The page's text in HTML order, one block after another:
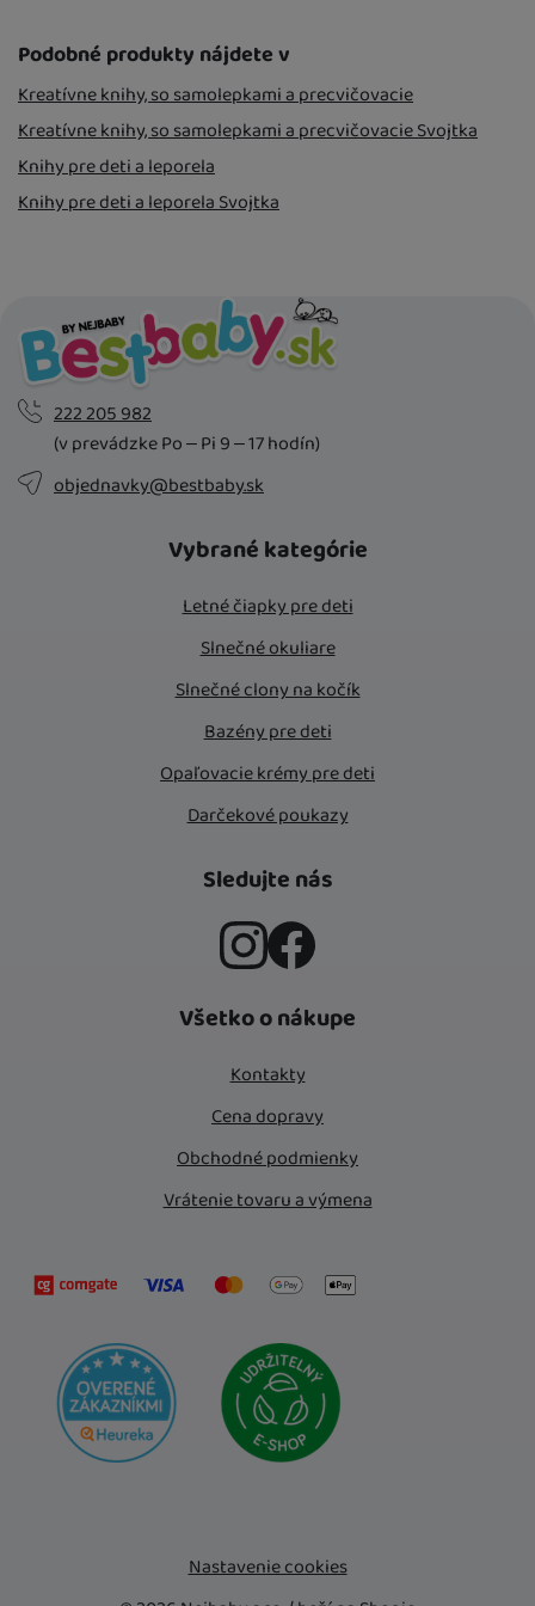
Podobné produkty nájdete v
Kreatívne knihy, so samolepkami a precvičovacie
Kreatívne knihy, so samolepkami a precvičovacie Svojtka
Knihy pre deti a leporela
Knihy pre deti a leporela Svojtka
222 205 982
(v prevádzke Po – Pi 9 – 17 hodín)
objednavky@bestbaby.sk
Vybrané kategórie
Letné čiapky pre deti
Slnečné okuliare
Slnečné clony na kočík
Bazény pre deti
Opaľovacie krémy pre deti
Darčekové poukazy
Sledujte nás
Všetko o nákupe
Kontakty
Cena dopravy
Obchodné podmienky
Vrátenie tovaru a výmena
Nastavenie cookies